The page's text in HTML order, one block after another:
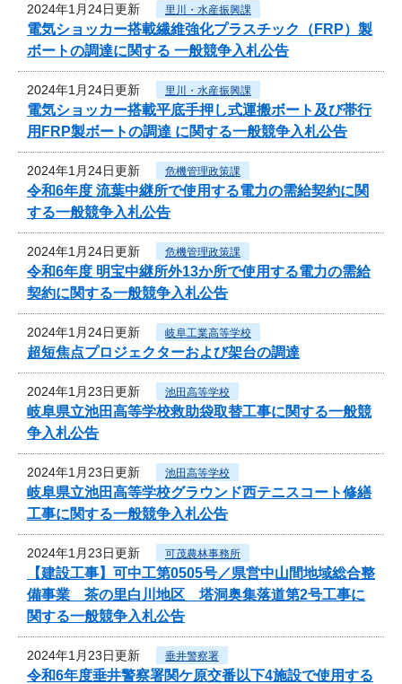
2024年1月24日更新 里川・水産振興課
電気ショッカー搭載繊維強化プラスチック（FRP）製
ボートの調達に関する 一般競争入札公告
2024年1月24日更新 里川・水産振興課
電気ショッカー搭載平底手押し式運搬ボート及び帯行
用FRP製ボートの調達 に関する一般競争入札公告
2024年1月24日更新 危機管理政策課
令和6年度 流葉中継所で使用する電力の需給契約に関
する一般競争入札公告
2024年1月24日更新 危機管理政策課
令和6年度 明宝中継所外13か所で使用する電力の需給
契約に関する一般競争入札公告
2024年1月24日更新 岐阜工業高等学校
超短焦点プロジェクターおよび架台の調達
2024年1月23日更新 池田高等学校
岐阜県立池田高等学校救助袋取替工事に関する一般競
争入札公告
2024年1月23日更新 池田高等学校
岐阜県立池田高等学校グラウンド西テニスコート修繕
工事に関する一般競争入札公告
2024年1月23日更新 可茂農林事務所
【建設工事】可中工第0505号／県営中山間地域総合整
備事業 茶の里白川地区 塔洞奥集落道第2号工事に
関する一般競争入札公告
2024年1月23日更新 垂井警察署
令和6年度垂井警察署関ケ原交番以下4施設で使用する